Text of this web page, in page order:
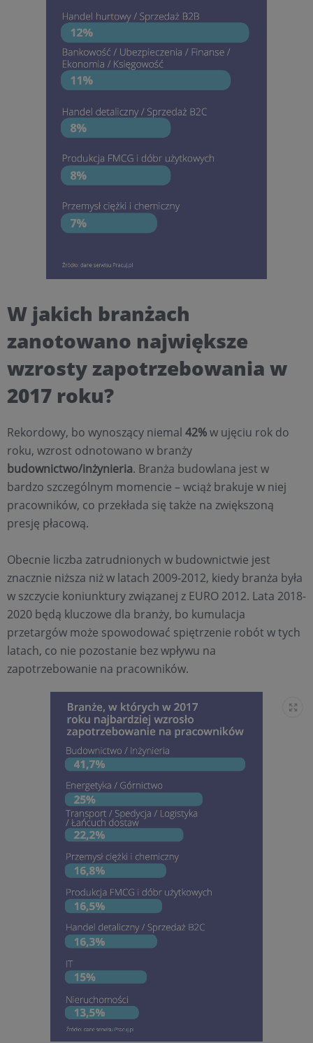
W jakich branżach
zanotowano największe
wzrosty zapotrzebowania w
2017 roku?
Rekordowy, bo wynoszący niemal 42%w ujęciu rok do
roku, wzrost odnotowano w branży
budownictwo/inżynieria. Branża budowlana jest w
bardzo szczególnym momencie – wciąż brakuje w niej
pracowników, co przekłada się także na zwiększoną
presję płacową.
Obecnie liczba zatrudnionych w budownictwie jest
znacznie niższa niż w latach 2009-2012, kiedy branża była
w szczycie koniunktury związanej z EURO 2012. Lata 2018-
2020 będą kluczowe dla branży, bo kumulacja
przetargów może spowodować spiętrzenie robót w tych
latach, co nie pozostanie bez wpływu na
zapotrzebowanie na pracowników.